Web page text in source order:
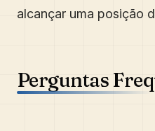
alcançar uma posição
Perguntas